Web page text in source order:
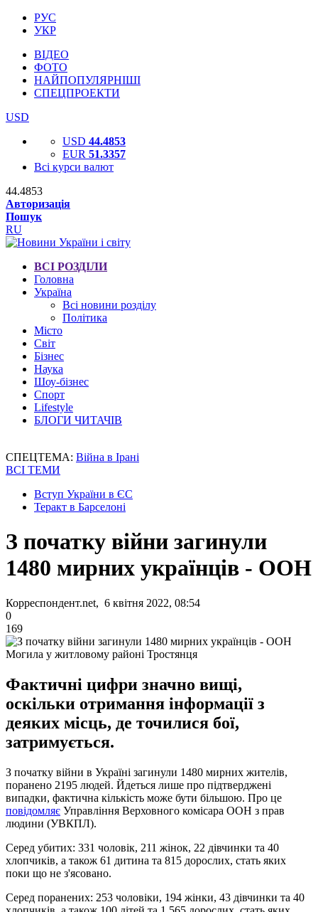
РУС
УКР
ВІДЕО
ФОТО
НАЙПОПУЛЯРНІШІ
СПЕЦПРОЕКТИ
USD
USD 44.4853
EUR 51.3357
Всі курси валют
44.4853
Авторизація
Пошук
RU
ВСІ РОЗДІЛИ
Головна
Україна
Всі новини розділу
Політика
Місто
Світ
Бізнес
Наука
Шоу-бізнес
Спорт
Lifestyle
БЛОГИ ЧИТАЧІВ
СПЕЦТЕМА: Війна в Ірані
ВСІ ТЕМИ
Вступ України в ЄС
Теракт в Барселоні
З початку війни загинули
1480 мирних українців - ООН
Корреспондент.net, 6 квітня 2022, 08:54
0
169
Могила у житловому районі Тростянця
Фактичні цифри значно вищі,
оскільки отримання інформації з
деяких місць, де точилися бої,
затримується.
З початку війни в Україні загинули 1480 мирних жителів,
поранено 2195 людей. Йдеться лише про підтверджені
випадки, фактична кількість може бути більшою. Про це
повідомляє Управління Верховного комісара ООН з прав
людини (УВКПЛ).
Серед убитих: 331 чоловік, 211 жінок, 22 дівчинки та 40
хлопчиків, а також 61 дитина та 815 дорослих, стать яких
поки що не з'ясовано.
Серед поранених: 253 чоловіки, 194 жінки, 43 дівчинки та 40